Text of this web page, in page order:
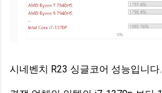
시네벤치 R23 싱글코어 성능입니다.